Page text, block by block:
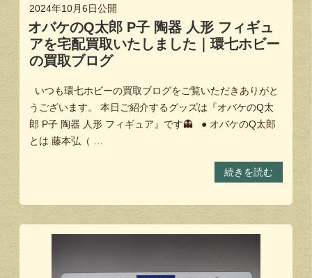
2024年10月6日公開
オバケのQ太郎 P子 陶器 人形 フィギュ
アを宅配買取いたしました｜環七ホビー
の買取ブログ
いつも環七ホビーの買取ブログをご覧いただきありがと
うございます。 本日ご紹介するグッズは『オバケのQ太
郎 P子 陶器 人形 フィギュア』です👻 ● オバケのQ太郎
とは 藤本弘（ …
続きを読む